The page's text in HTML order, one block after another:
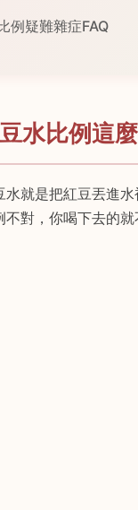
例疑難雜症FAQ
水比例這
水就是把紅豆丟進
不對，你喝下去的就